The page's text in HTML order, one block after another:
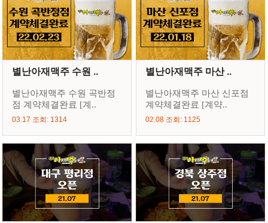
별난아재맥주 수원 ..
별난아재맥주 수원 곡반정
점 계약체결완료 [계..
03.17 조회: 1314
별난아재맥주 마산 ..
별난아재맥주 마산 신포점
계약체결완료 [계약..
02.08 조회: 1125